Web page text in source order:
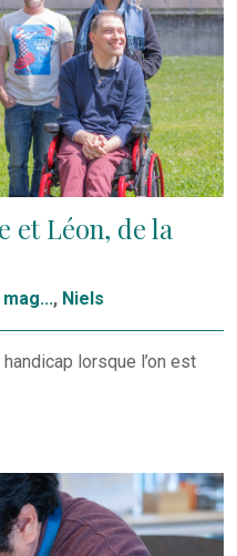
et Léon, de la
, Niels
lorsque l’on est